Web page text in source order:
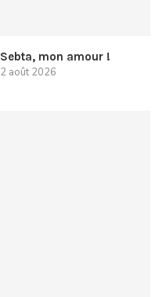
Sebta, mon amour !
2 août 2026